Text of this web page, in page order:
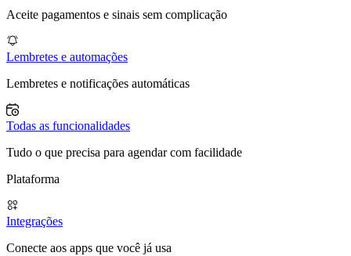
Aceite pagamentos e sinais sem complicação
Lembretes e automações
Lembretes e notificações automáticas
Todas as funcionalidades
Tudo o que precisa para agendar com facilidade
Plataforma
Integrações
Conecte aos apps que você já usa